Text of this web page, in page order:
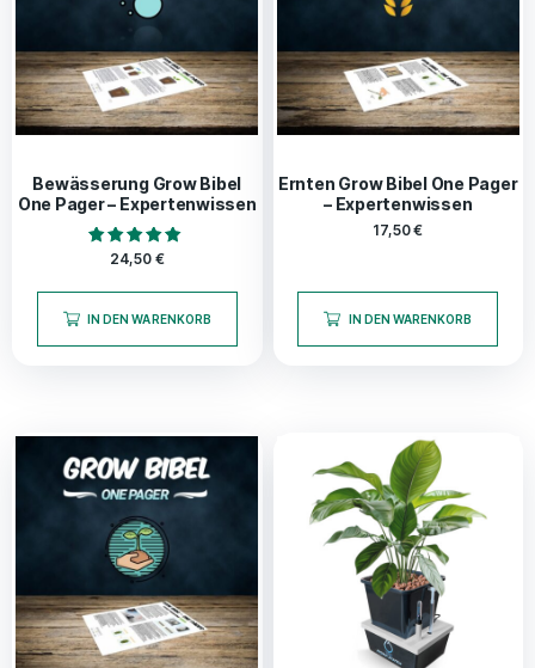
Bewässerung Grow Bibel
One Pager – Expertenwissen
Bewertet mit
5.00
24,50 €
IN DEN WARENKORB
Ernten Grow Bibel One Pager
– Expertenwissen
17,50€
IN DEN WARENKORB